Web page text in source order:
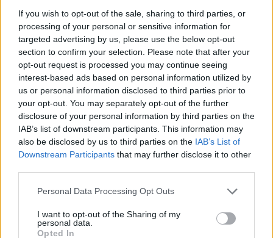
If you wish to opt-out of the sale, sharing to third parties, or
processing of your personal or sensitive information for
targeted advertising by us, please use the below opt-out
section to confirm your selection. Please note that after your
opt-out request is processed you may continue seeing
interest-based ads based on personal information utilized by
us or personal information disclosed to third parties prior to
your opt-out. You may separately opt-out of the further
disclosure of your personal information by third parties on the
IAB’s list of downstream participants. This information may
also be disclosed by us to third parties on the IAB’s List of
Downstream Participants that may further disclose it to other
Please note that this website/app uses one or more Google
not limited to your visit or usage behaviour. You may click to
grant or deny consent to Google and its third-party tags to
Personal Data Processing Opt Outs
I want to opt-out of the Sharing of my
personal data.
Opted In
ÖRÖMHÍR: TÍZ ÉVE NEM VOLT ILYEN ALACSONY AZ
INFLÁCIÓ MAGYARORSZÁGON
Júliusban mindössze 1,2 százalékkal emelkedtek éves
összevetésben a fogyasztói árak, miközben az élelmiszerek ára
már csökkent.
Szólj hozzá!